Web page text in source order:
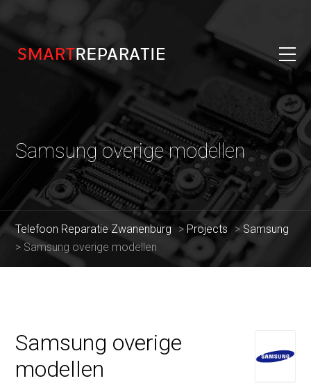
Samsung overige modellen
Telefoon Reparatie Zwanenburg > Projects > Samsung
> Samsung overige modellen
Samsung overige
modellen